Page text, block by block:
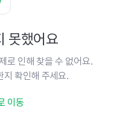
못했어요
로 인해 찾을 수 없어요.
지 확인해 주세요.
이동